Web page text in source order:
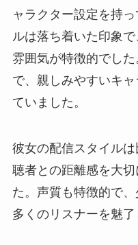
ャラクター設定を持
ルは落ち着いた印象
雰囲気が特徴的でし
で、親しみやすいキ
ていました。
彼女の配信スタイル
聴者との距離感を大
た。声質も特徴的で
多くのリスナーを魅了